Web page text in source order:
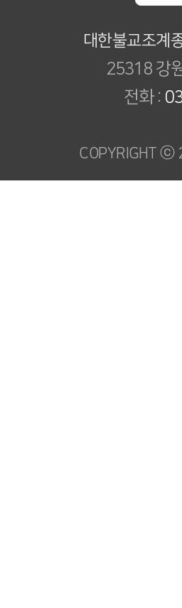
대한불교조계
25318 강
전화 :
COPYRIGHT ⓒ